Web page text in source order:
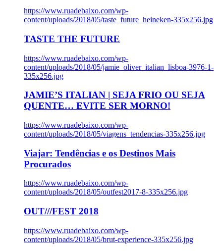
https://www.ruadebaixo.com/wp-
content/uploads/2018/05/taste_future_heineken-335x256.jpg
TASTE THE FUTURE
https://www.ruadebaixo.com/wp-
content/uploads/2018/05/jamie_oliver_italian_lisboa-3976-1-
335x256.jpg
JAMIE’S ITALIAN | SEJA FRIO OU SEJA
QUENTE… EVITE SER MORNO!
https://www.ruadebaixo.com/wp-
content/uploads/2018/05/viagens_tendencias-335x256.jpg
Viajar: Tendências e os Destinos Mais
Procurados
https://www.ruadebaixo.com/wp-
content/uploads/2018/05/outfest2017-8-335x256.jpg
OUT///FEST 2018
https://www.ruadebaixo.com/wp-
content/uploads/2018/05/brut-experience-335x256.jpg